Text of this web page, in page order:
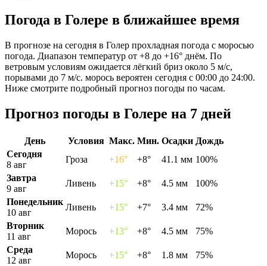
Погода в Голере в ближайшее время
В прогнозе на сегодня в Голер прохладная погода с моросью
погода. Диапазон температур от +8 до +16° днём. По
ветровым условиям ожидается лёгкий бриз около 5 м/с,
порывами до 7 м/с. морось вероятен сегодня с 00:00 до 24:00.
Ниже смотрите подробный прогноз погоды по часам.
Прогноз погоды в Голере на 7 дней
День Условия Макс. Мин. Осадки Дождь
Сегодня
8 авг
Гроза +16° +8° 41.1 мм 100%
Завтра
9 авг
Ливень +15° +8° 4.5 мм
100%
Понедельник
10 авг
Ливень +15° +7° 3.4 мм
72%
Вторник
11 авг
Морось +13° +8° 4.5 мм
75%
Среда
12 авг
Морось +15° +8° 1.8 мм
75%